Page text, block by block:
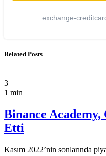
exchange-
Related Posts
3
1 min
Binance
Etti
Kasım 2022’nin sonlarında